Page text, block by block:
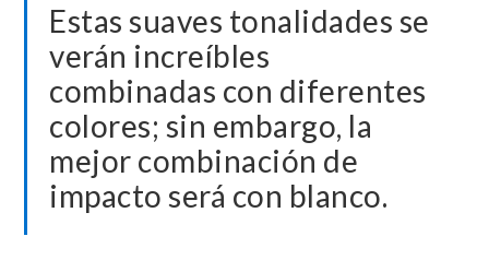
Estas suaves tonalidades se
verán increíbles
combinadas con diferentes
colores; sin embargo, la
mejor combinación de
impacto será con blanco.